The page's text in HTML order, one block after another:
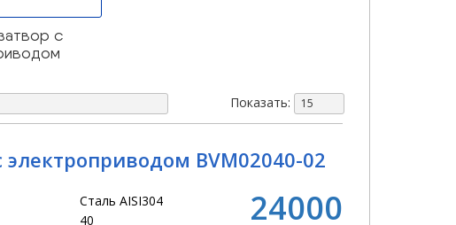
с
Показать: 15
BVM02040-02
Сталь AISI304
40
24000